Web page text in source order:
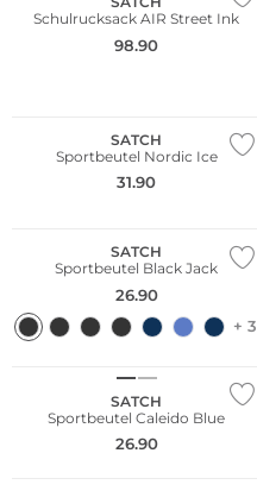
Schulrucksack AIR Street Ink
98.90
SATCH
Sportbeutel Nordic Ice
31.90
SATCH
Sportbeutel Black Jack
26.90
+ 3
Nachhaltig
SATCH
Sportbeutel Caleido Blue
26.90